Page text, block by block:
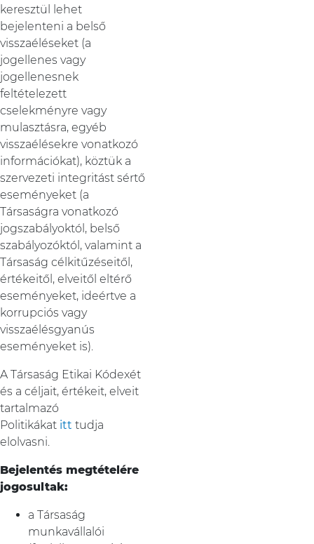
keresztül lehet
bejelenteni a belső
visszaéléseket (a
jogellenes vagy
jogellenesnek
feltételezett
cselekményre vagy
mulasztásra, egyéb
visszaélésekre vonatkozó
információkat), köztük a
szervezeti integritást sértő
eseményeket (a
Társaságra vonatkozó
jogszabályoktól, belső
szabályozóktól, valamint a
Társaság célkitűzéseitől,
értékeitől, elveitől eltérő
eseményeket, ideértve a
korrupciós vagy
visszaélésgyanús
eseményeket is).
A Társaság Etikai Kódexét
és a céljait, értékeit, elveit
tartalmazó
Politikákat itt tudja
elolvasni.
Bejelentés megtételére
jogosultak:
a Társaság
munkavállalói